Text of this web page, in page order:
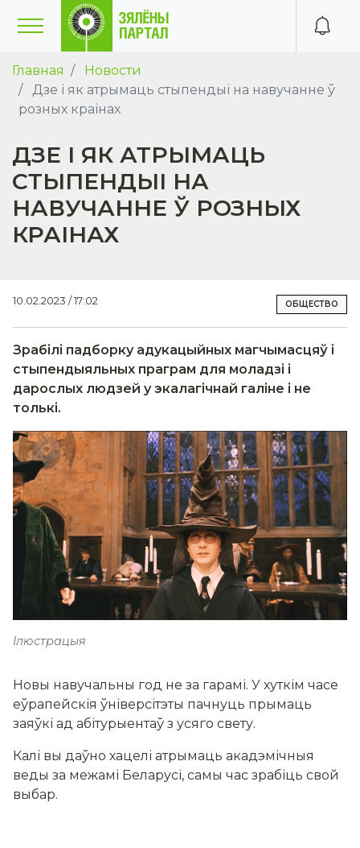
Главная
Новости
Дзе і як атрымаць стыпендыі на навучанне ў
розных краінах
ДЗЕ І ЯК АТРЫМАЦЬ
СТЫПЕНДЫІ НА
НАВУЧАННЕ Ў РОЗНЫХ
КРАІНАХ
10.02.2023 / 17:02 ОБЩЕСТВО
Зрабілі падборку адукацыйных магчымасцяў і
стыпендыяльных праграм для моладзі і
дарослых людзей у экалагічнай галіне і не
толькі.
Ілюстрацыя
Новы навучальны год не за гарамі. У хуткім часе
еўрапейскія ўніверсітэты пачнуць прымаць
заяўкі ад абітурыентаў з усяго свету.
Калі вы даўно хацелі атрымаць акадэмічныя
веды за межамі Беларусі, самы час зрабіць свой
выбар.